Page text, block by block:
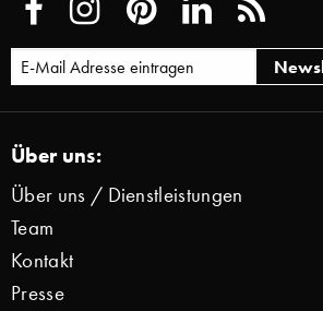
Über uns:
Über uns / Dienstleistungen
Team
Kontakt
Presse